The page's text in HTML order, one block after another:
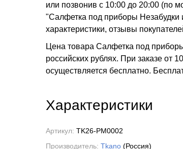
или позвонив с 10:00 до 20:00 (по
"Салфетка под приборы Незабудки
характеристики, отзывы
Цена товара Салфетка под
российских рублях. При заказе от
осуществляется бесплатно.
Характеристики
Артикул: TK26-PM0002
Производитель: Tkano (Россия)